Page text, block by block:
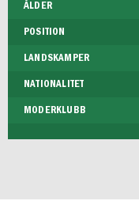
ÅLDER
POSITION
LANDSKAMPER
NATIONALITET
MODERKLUBB